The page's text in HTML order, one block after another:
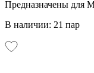
Предназначены
В наличии: 21 пар